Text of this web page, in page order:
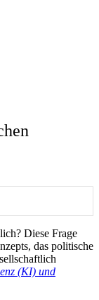
Diese Frage
das politische
(KI) und